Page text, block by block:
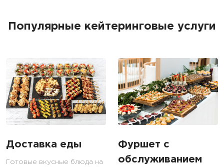
Популярные кейтеринговые услуги
Доставка еды
Готовые вкусные блюда на
Фуршет с
обслуживанием